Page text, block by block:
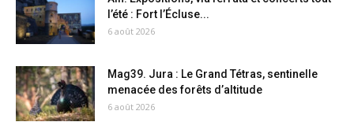
l’été : Fort l’Écluse...
6 août 2026
Mag39. Jura : Le Grand Tétras, sentinelle
menacée des forêts d’altitude
6 août 2026